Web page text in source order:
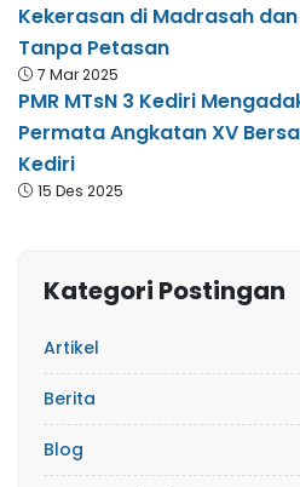
Kekerasan di Madrasah
Tanpa Petasan
7 Mar 2025
PMR MTsN 3 Kediri
Permata Angkatan XV
Kediri
15 Des 2025
Kategori Postingan
Artikel
Berita
Blog